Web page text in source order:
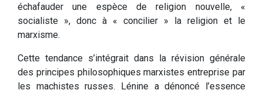
échafauder une espèce de religion nouvelle, «
socialiste », donc à « concilier » la religion et le
marxisme.
Cette tendance s’intégrait dans la révision générale
des principes philosophiques marxistes entreprise par
les machistes russes. Lénine a dénoncé l’essence